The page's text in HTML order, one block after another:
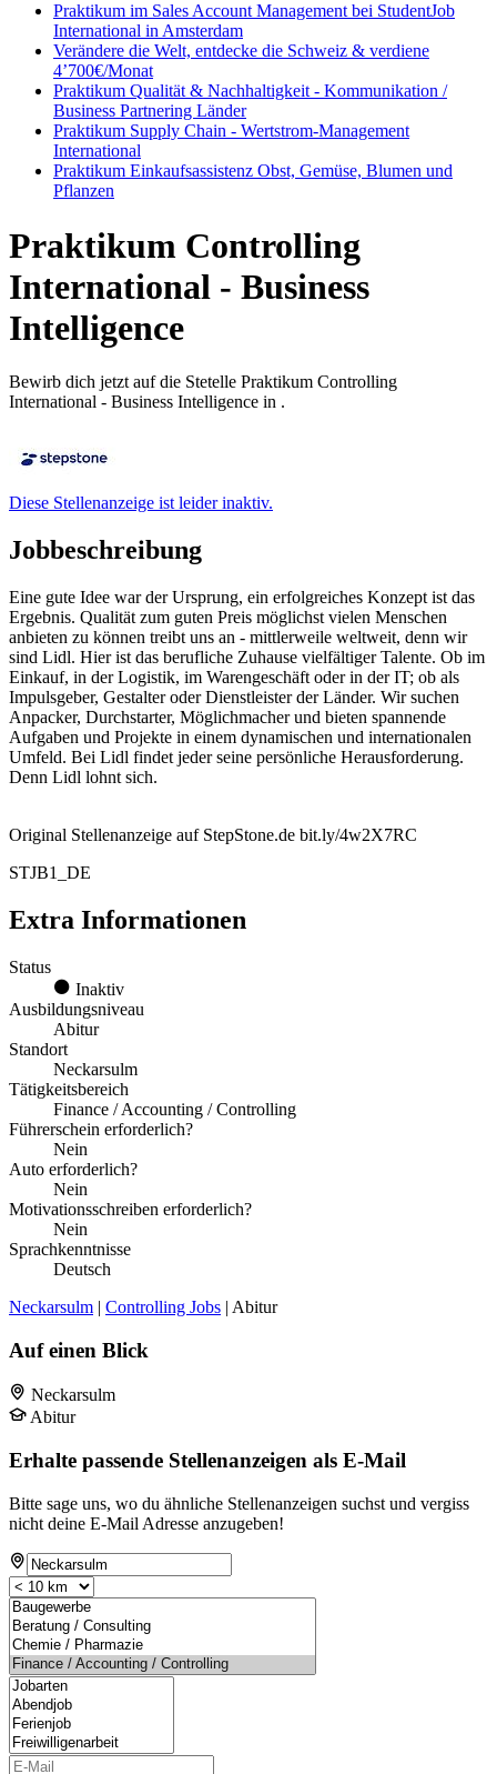
Praktikum im Sales Account Management bei StudentJob
International in Amsterdam
Verändere die Welt, entdecke die Schweiz & verdiene
4’700€/Monat
Praktikum Qualität & Nachhaltigkeit - Kommunikation /
Business Partnering Länder
Praktikum Supply Chain - Wertstrom-Management
International
Praktikum Einkaufsassistenz Obst, Gemüse, Blumen und
Pflanzen
Praktikum Controlling
International - Business
Intelligence
Bewirb dich jetzt auf die Stetelle Praktikum Controlling
International - Business Intelligence in .
Diese Stellenanzeige ist leider inaktiv.
Jobbeschreibung
Eine gute Idee war der Ursprung, ein erfolgreiches Konzept ist das
Ergebnis. Qualität zum guten Preis möglichst vielen Menschen
anbieten zu können treibt uns an - mittlerweile weltweit, denn wir
sind Lidl. Hier ist das berufliche Zuhause vielfältiger Talente. Ob im
Einkauf, in der Logistik, im Warengeschäft oder in der IT; ob als
Impulsgeber, Gestalter oder Dienstleister der Länder. Wir suchen
Anpacker, Durchstarter, Möglichmacher und bieten spannende
Aufgaben und Projekte in einem dynamischen und internationalen
Umfeld. Bei Lidl findet jeder seine persönliche Herausforderung.
Denn Lidl lohnt sich.
Original Stellenanzeige auf StepStone.de bit.ly/4w2X7RC
STJB1_DE
Extra Informationen
Status
Inaktiv
Ausbildungsniveau
Abitur
Standort
Neckarsulm
Tätigkeitsbereich
Finance / Accounting / Controlling
Führerschein erforderlich?
Nein
Auto erforderlich?
Nein
Motivationsschreiben erforderlich?
Nein
Sprachkenntnisse
Deutsch
Neckarsulm | Controlling Jobs | Abitur
Auf einen Blick
Neckarsulm
Abitur
Erhalte passende Stellenanzeigen als E-Mail
Bitte sage uns, wo du ähnliche Stellenanzeigen suchst und vergiss
nicht deine E-Mail Adresse anzugeben!